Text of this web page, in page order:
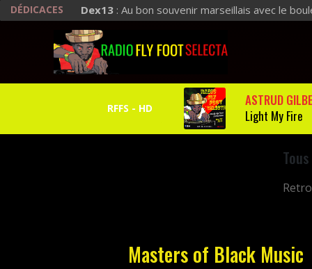
DÉDICACES Dex13 : Au bon souvenir marseillais avec le
ASTRUD
Light My Fire
Masters of Black Music